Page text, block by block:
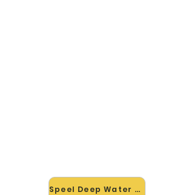
Speel Deep Water mee →